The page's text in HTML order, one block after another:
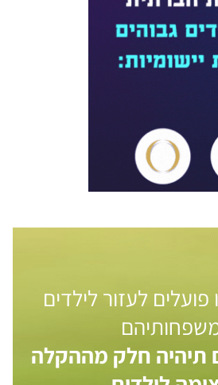
פועלים לעזור לילדים
תיהיה חלק מההקלה